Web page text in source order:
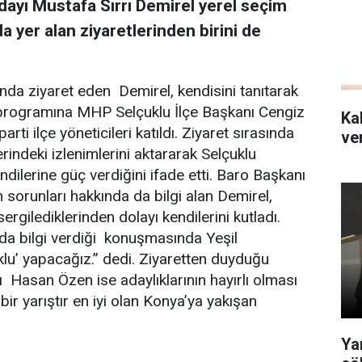
Mustafa Sırrı Demirel yerel seçim
yer alan ziyaretlerinden birini de
ziyaret eden Demirel, kendisini tanıtarak
MHP Selçuklu İlçe Başkanı Cengiz
ilçe yöneticileri katıldı. Ziyaret sırasında
izlenimlerini aktararak Selçuklu
güç verdiğini ifade etti. Baro Başkanı
hakkında da bilgi alan Demirel,
dolayı kendilerini kutladı.
bilgi verdiği konuşmasında Yeşil
yapacağız.” dedi. Ziyaretten duyduğu
Özen ise adaylıklarının hayırlı olması
yarıştır en iyi olan Konya’ya yakışan